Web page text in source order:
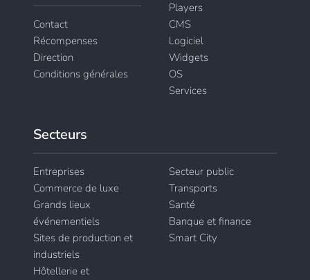
Contact
Récompenses
Direction
Conditions générales
Players
CMS
Logiciel
Widgets
OS
Services
Secteurs
Entreprises
Commerce de luxe
Grands lieux
événementiels
Sites de production et
industriels
Hôtellerie et
Secteur public
Transports
Santé
Banque et finance
Smart City